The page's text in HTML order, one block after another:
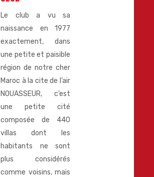
Le club a vu sa
naissance en 1977
exactement, dans
une petite et paisible
région de notre cher
Maroc à la cite de l’air
NOUASSEUR, c’est
une petite cité
composée de 440
villas dont les
habitants ne sont
plus considérés
comme voisins, mais